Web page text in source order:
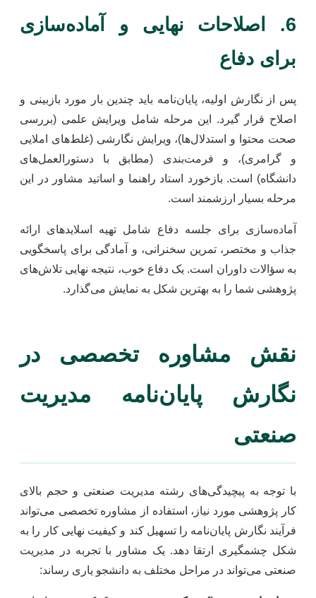
6. اصلاحات نهایی و آماده‌سازی
برای دفاع
پس از نگارش اولیه، پایان‌نامه باید چندین بار مورد بازبینی و
اصلاح قرار گیرد. این مرحله شامل ویرایش علمی (بررسی
صحت محتوا و استدلال‌ها)، ویرایش نگارشی (غلط‌های املایی
و گرامری)، و فرمت‌بندی (مطابق با دستورالعمل‌های
دانشگاه) است. بازخورد استاد راهنما و اساتید مشاور در این
مرحله بسیار ارزشمند است.
آماده‌سازی برای جلسه دفاع شامل تهیه اسلایدهای ارائه
جذاب و مختصر، تمرین سخنرانی، و آمادگی برای پاسخگویی
به سؤالات داوران است. یک دفاع خوب، نتیجه نهایی تلاش‌های
پژوهشی شما را به بهترین شکل به نمایش می‌گذارد.
نقش مشاوره تخصصی در
نگارش پایان‌نامه مدیریت
صنعتی
با توجه به پیچیدگی‌های رشته مدیریت صنعتی و حجم بالای
کار پژوهشی مورد نیاز، استفاده از مشاوره تخصصی می‌تواند
فرآیند نگارش پایان‌نامه را تسهیل کند و کیفیت نهایی کار را به
شکل چشمگیری ارتقا دهد. یک مشاور با تجربه در مدیریت
صنعتی می‌تواند در مراحل مختلف به دانشجو یاری رساند: